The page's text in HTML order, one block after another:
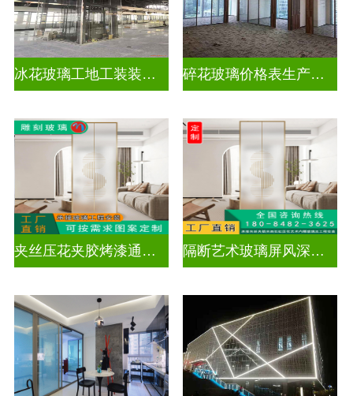
冰花玻璃工地工装装饰玻璃 碎花玻璃价格表生产电话
夹丝压花夹胶烤漆通电深雕浮雕玻璃 隔断艺术玻璃屏风深雕浮雕玻璃